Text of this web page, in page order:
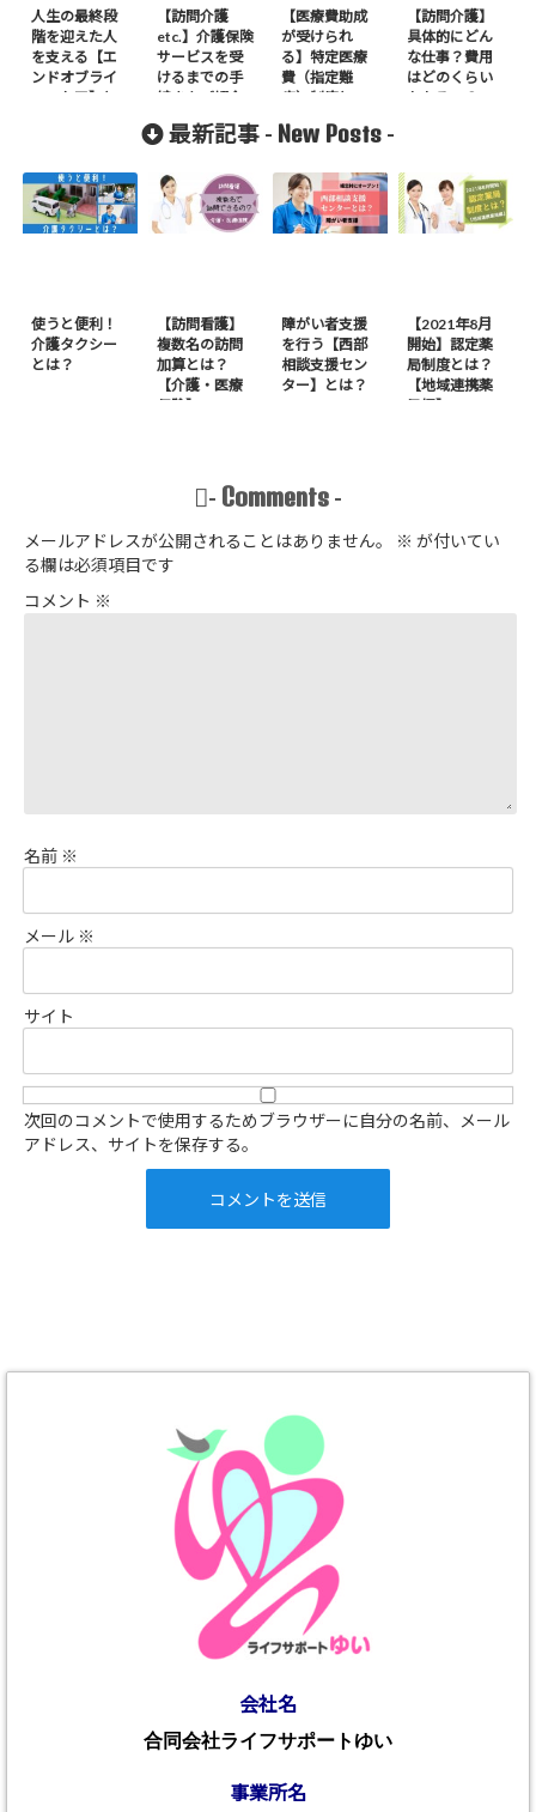
人生の最終段
階を迎えた人
を支える【エ
ンドオブライ
フ・ケア】と
【訪問介護
etc.】介護保険
サービスを受
けるまでの手
続きをご紹介
【医療費助成
が受けられ
る】特定医療
費（指定難
病）制度と
【訪問介護】
具体的にどん
な仕事？費用
はどのくらい
かかるの？
最新記事 - New Posts -
使うと便利！
介護タクシー
とは？
【訪問看護】
複数名の訪問
加算とは？
【介護・医療
保険】
障がい者支援
を行う【西部
相談支援セン
ター】とは？
【2021年8月
開始】認定薬
局制度とは？
【地域連携薬
局編】
- Comments -
メールアドレスが公開されることはありません。 ※ が付いてい
る欄は必須項目です
コメント ※
名前 ※
メール ※
サイト
次回のコメントで使用するためブラウザーに自分の名前、メール
アドレス、サイトを保存する。
会社名
合同会社ライフサポートゆい
事業所名